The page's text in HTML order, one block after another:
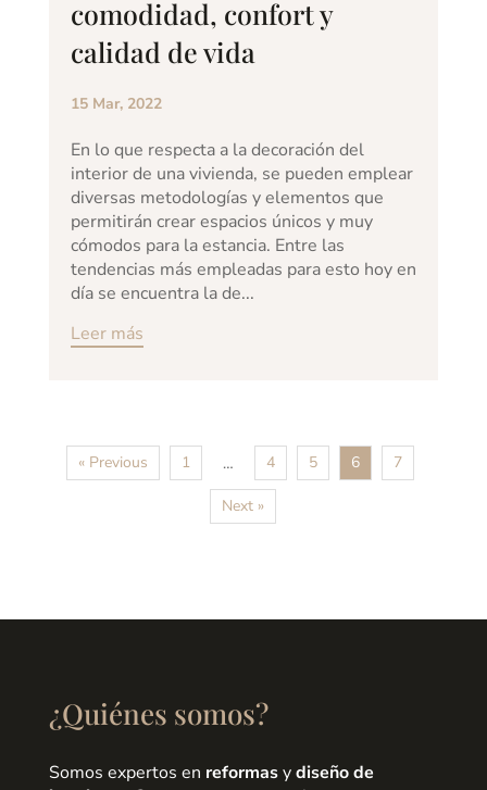
comodidad, confort y
calidad de vida
15 Mar, 2022
En lo que respecta a la decoración del
interior de una vivienda, se pueden emplear
diversas metodologías y elementos que
permitirán crear espacios únicos y muy
cómodos para la estancia. Entre las
tendencias más empleadas para esto hoy en
día se encuentra la de...
Leer más
« Previous 1 … 4 5 6 7
Next »
¿Quiénes somos?
Somos expertos en reformasydiseño de